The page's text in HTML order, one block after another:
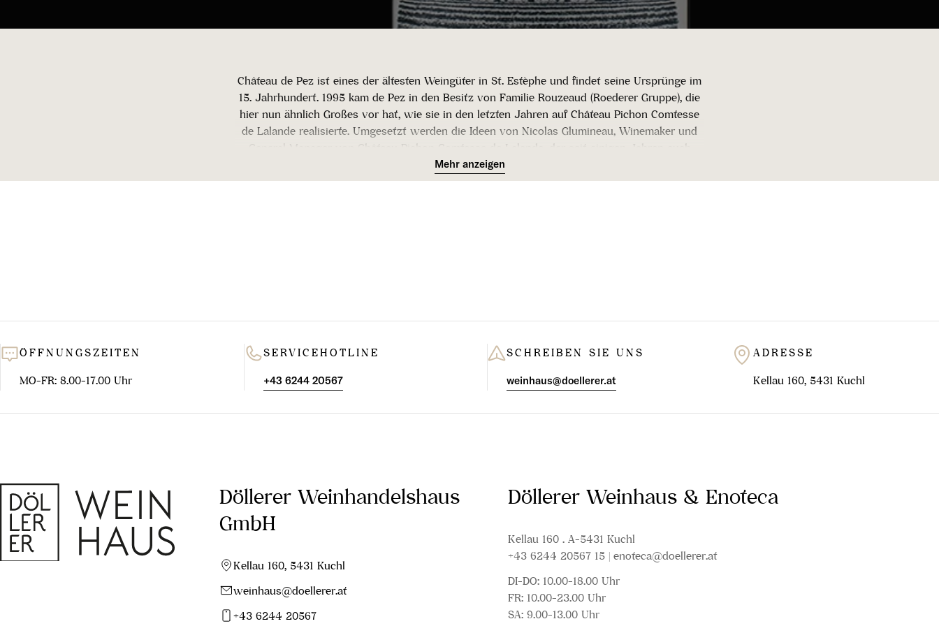
m
u
n
:
Château de Pez ist eines der ältesten Weingüter in St. Estèphe und findet seine Ursprünge im
15. Jahrhundert. 1995 kam de Pez in den Besitz von Familie Rouzeaud (Roederer Gruppe), die
hier nun ähnlich Großes vor hat, wie sie in den letzten Jahren auf Château Pichon Comtesse
de Lalande realisierte. Umgesetzt werden die Ideen von Nicolas Glumineau, Winemaker und
General Manager von Château Pichon Comtesse de Lalande, der seit einigen Jahren auch
Château de Pez managt. Mit dem Jahrgang 2018 kommt erstmals jene Stilistik in die Flasche,
welche für Glumineau steht und auch die Umstellung auf Bio wird demnächst erfolgen.
Mehr anzeigen
ÖFFNUNGSZEITEN
MO-FR: 8.00-17.00 Uhr
SERVICEHOTLINE
+43 6244 20567
SCHREIBEN SIE UNS
weinhaus@doellerer.at
ADRESSE
Kellau 160, 5431 Kuchl
Döllerer Weinhandelshaus
GmbH
Kellau 160, 5431 Kuchl
weinhaus@doellerer.at
+43 6244 20567
Döllerer Weinhaus & Enoteca
Kellau 160 . A-5431 Kuchl
+43 6244 20567 15 | enoteca@doellerer.at
DI-DO: 10.00-18.00 Uhr
FR: 10.00-23.00 Uhr
SA: 9.00-13.00 Uhr